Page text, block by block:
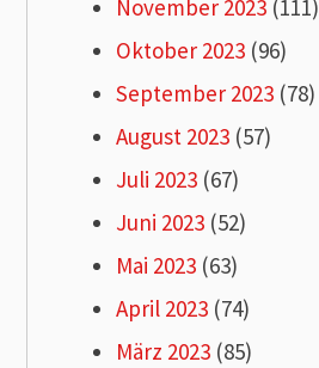
November 2023 (111)
Oktober 2023 (96)
September 2023 (78)
August 2023 (57)
Juli 2023 (67)
Juni 2023 (52)
Mai 2023 (63)
April 2023 (74)
März 2023 (85)